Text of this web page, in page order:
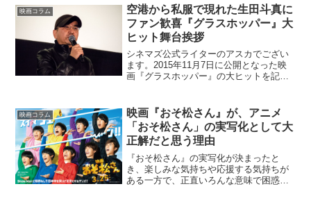
すると、実写化不可能と言われた東野圭
吾さん原作の同名小説...
映画コラム
空港から私服で現れた生田斗真に
ファン歓喜『グラスホッパー』大
ヒット舞台挨拶
シネマズ公式ライターのアスカでござい
ます。2015年11月7日に公開となった映
画『グラスホッパー』の大ヒットを記念
演じた生田斗真さんと瀧本智行監督が登
壇。観客を前に撮...
映画コラム
映画『おそ松さん』が、アニメ
「おそ松さん」の実写化として大
正解だと思う理由
『おそ松さん』の実写化が決まったと
き、楽しみな気持ちや応援する気持ちが
ある一方で、正直いろんな意味で困惑し